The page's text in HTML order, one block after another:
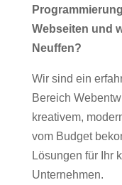
Webseiten und
Neuffen?
Wir sind ein
Bereich
kreativem,
vom Budget
Lösungen für Ihr
Unternehmen.